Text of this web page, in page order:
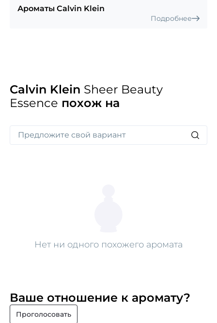
Ароматы Calvin Klein
Подробнее
Calvin Klein Sheer Beauty
Essence похож на
Нет ни одного похожего аромата
Ваше отношение к аромату?
Проголосовать